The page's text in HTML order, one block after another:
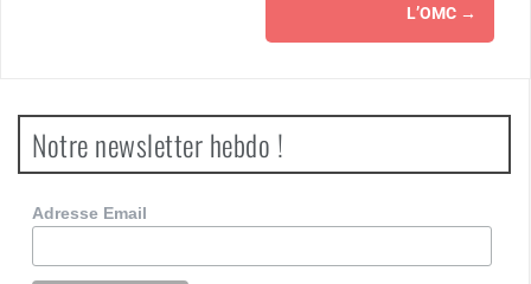
L’OMC →
Notre newsletter hebdo !
Adresse Email